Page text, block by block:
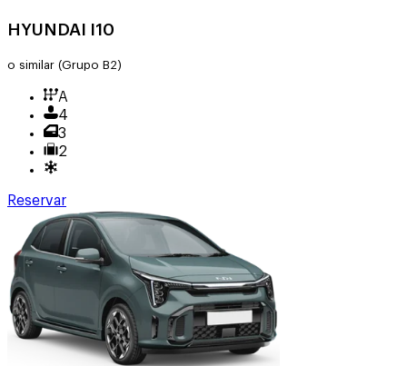
HYUNDAI I10
o similar (Grupo B2)
A
4
3
2
Reservar